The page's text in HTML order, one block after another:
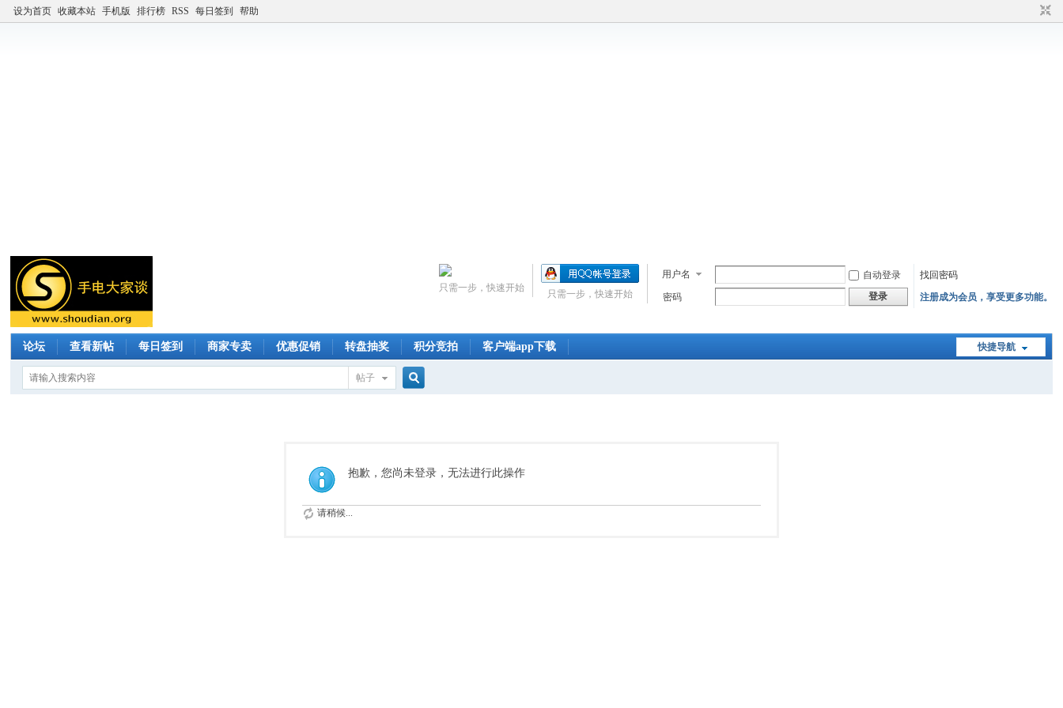
设为首页 收藏本站 手机版 排行榜 RSS 每日签到 帮助
用户名 自动登录
找回密码
密码
登录 注册成为会员，享受更多功能。
只需一步，快速开始
只需一步，快速开始
快捷导航
论坛 查看新帖 每日签到 商家专卖 优惠促销 转盘抽奖 积分竞拍 客户端app下载
帖子
索
抱歉，您尚未登录，无法进行此操作
请稍候...